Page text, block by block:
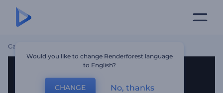
Casa
Would you like to change Renderforest language
to English?
CHANGE No, thanks